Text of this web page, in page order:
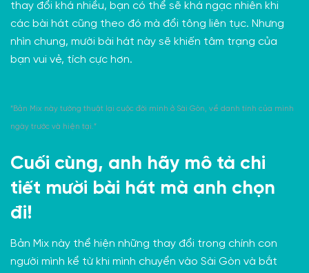
thay đổi khá nhiều, bạn có thể sẽ khá ngạc nhiên khi
các bài hát cũng theo đó mà đổi tông liên tục. Nhưng
nhìn chung, mười bài hát này sẽ khiến tâm trạng của
bạn vui vẻ, tích cực hơn.
“Bản Mix này tường thuật lại cuộc đời mình ở Sài Gòn, về danh tính của mình
ngày trước và hiện tại.”
Cuối cùng, anh hãy mô tả chi
tiết mười bài hát mà anh chọn
đi!
Bản Mix này thể hiện những thay đổi trong chính con
người mình kể từ khi mình chuyển vào Sài Gòn và bắt